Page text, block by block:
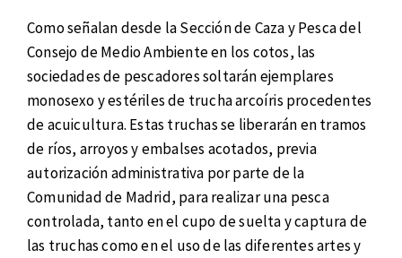
Como señalan desde la Sección de Caza y Pesca del
Consejo de Medio Ambiente en los cotos, las
sociedades de pescadores soltarán ejemplares
monosexo y estériles de trucha arcoíris procedentes
de acuicultura. Estas truchas se liberarán en tramos
de ríos, arroyos y embalses acotados, previa
autorización administrativa por parte de la
Comunidad de Madrid, para realizar una pesca
controlada, tanto en el cupo de suelta y captura de
las truchas como en el uso de las diferentes artes y